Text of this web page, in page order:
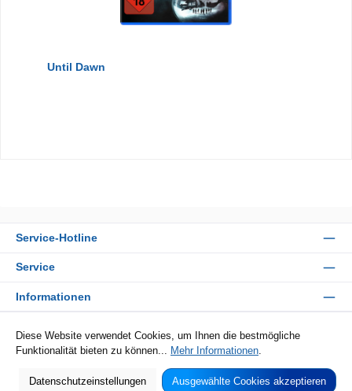
Until Dawn
Service-Hotline
Service
Informationen
Sicher Einkaufen
Diese Website verwendet Cookies, um Ihnen die bestmögliche
Funktionalität bieten zu können...
Mehr Informationen
Datenschutzeinstellungen Ausgewählte Cookies akzeptieren